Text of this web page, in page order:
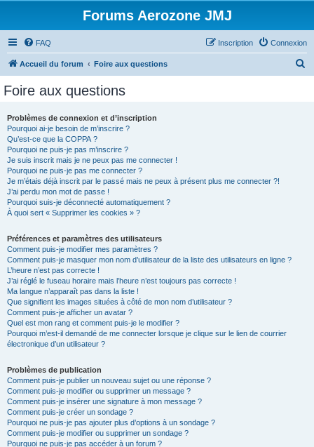
Forums Aerozone JMJ
FAQ Connexion
Inscription
Accueil du forum Foire aux questions
Foire aux questions
Problèmes de connexion et d’inscription
Pourquoi ai-je besoin de m’inscrire ?
Qu’est-ce que la COPPA ?
Pourquoi ne puis-je pas m’inscrire ?
Je suis inscrit mais je ne peux pas me connecter !
Pourquoi ne puis-je pas me connecter ?
Je m’étais déjà inscrit par le passé mais ne peux à présent plus me connecter ?!
J’ai perdu mon mot de passe !
Pourquoi suis-je déconnecté automatiquement ?
À quoi sert « Supprimer les cookies » ?
Préférences et paramètres des utilisateurs
Comment puis-je modifier mes paramètres ?
Comment puis-je masquer mon nom d’utilisateur de la liste des utilisateurs en ligne ?
L’heure n’est pas correcte !
J’ai réglé le fuseau horaire mais l’heure n’est toujours pas correcte !
Ma langue n’apparaît pas dans la liste !
Que signifient les images situées à côté de mon nom d’utilisateur ?
Comment puis-je afficher un avatar ?
Quel est mon rang et comment puis-je le modifier ?
Pourquoi m’est-il demandé de me connecter lorsque je clique sur le lien de courrier
électronique d’un utilisateur ?
Problèmes de publication
Comment puis-je publier un nouveau sujet ou une réponse ?
Comment puis-je modifier ou supprimer un message ?
Comment puis-je insérer une signature à mon message ?
Comment puis-je créer un sondage ?
Pourquoi ne puis-je pas ajouter plus d’options à un sondage ?
Comment puis-je modifier ou supprimer un sondage ?
Pourquoi ne puis-je pas accéder à un forum ?